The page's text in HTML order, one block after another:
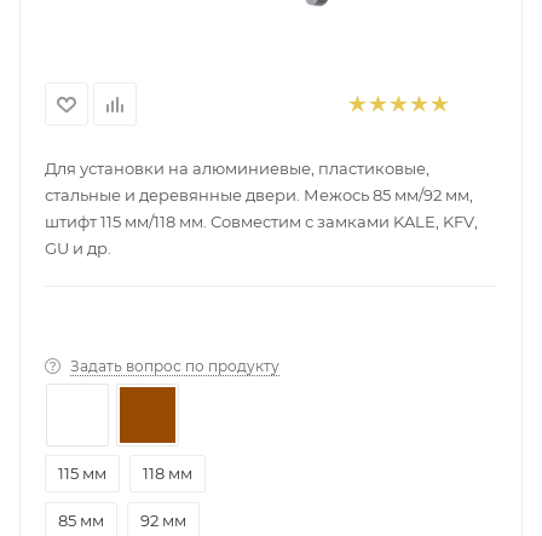
Для установки на алюминиевые, пластиковые,
стальные и деревянные двери. Межось 85 мм/92 мм,
штифт 115 мм/118 мм. Совместим с замками KALE, KFV,
GU и др.
Задать вопрос по продукту
115 мм 118 мм
85 мм 92 мм